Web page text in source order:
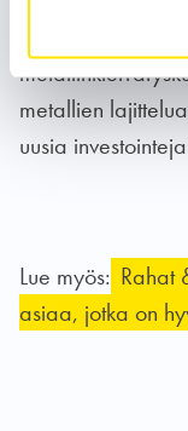
metallien
uusia
Lue myös: Rahat
asiaa, jotka on